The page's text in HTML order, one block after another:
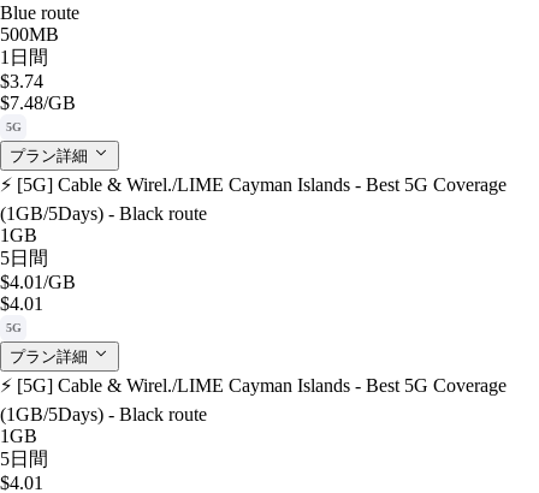
Blue route
500MB
1日間
$3.74
$7.48/GB
5G
プラン詳細
⚡️ [5G] Cable & Wirel./LIME Cayman Islands - Best 5G Coverage
(1GB/5Days) - Black route
1GB
5日間
$4.01/GB
$4.01
5G
プラン詳細
⚡️ [5G] Cable & Wirel./LIME Cayman Islands - Best 5G Coverage
(1GB/5Days) - Black route
1GB
5日間
$4.01